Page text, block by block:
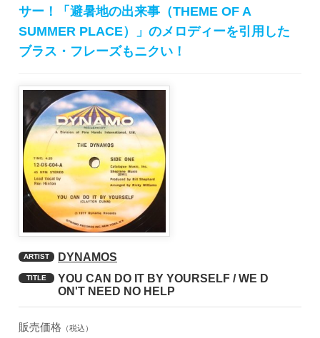
サー！「避暑地の出来事（THEME OF A
SUMMER PLACE）」のメロディーを引用した
ブラス・フレーズもニクい！
ARTIST DYNAMOS
TITLE
YOU CAN DO IT BY YOURSELF / WE D
ON'T NEED NO HELP
販売価格 （税込）